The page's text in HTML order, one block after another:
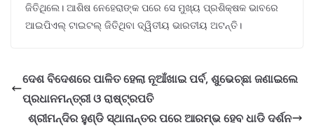
ଜିତିଥିଲେ। ଆଶିଷ ନେହେରାଙ୍କ ପରେ ସେ ମୁଖ୍ୟ ପ୍ରଶିକ୍ଷକ ଭାବରେ
ଆଇପିଏଲ୍ ଟାଇଟଲ୍ ଜିତିଥିବା ଦ୍ୱିତୀୟ ଭାରତୀୟ ଅଟନ୍ତି।
ଦେଶ ବିଦେଶରେ ପାଳିତ ହେଲା ନୂଆଁଖାଇ ପର୍ବ, ଶୁଭେଚ୍ଛା ଜଣାଇଲେ
ପ୍ରଧାନମନ୍ତ୍ରୀ ଓ ରାଷ୍ଟ୍ରପତି
ଶ୍ରୀମନ୍ଦିର ହୁଣ୍ଡି ସ୍ଥାନାନ୍ତର ପରେ ଆରମ୍ଭ ହେବ ଧାଡି ଦର୍ଶନ